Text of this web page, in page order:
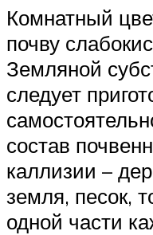
Комнатный
почву
Земляной
следует
состав
каллизии –
земля, песок,
одной части